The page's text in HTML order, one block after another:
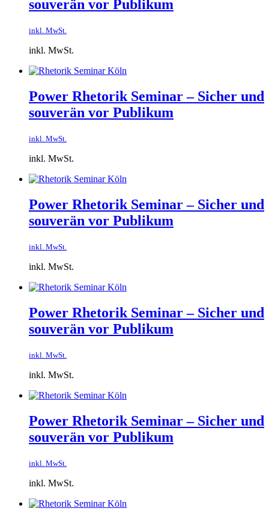
souverän vor Publikum
inkl. MwSt.
inkl. MwSt.
Power Rhetorik Seminar – Sicher und
souverän vor Publikum
inkl. MwSt.
inkl. MwSt.
Power Rhetorik Seminar – Sicher und
souverän vor Publikum
inkl. MwSt.
inkl. MwSt.
Power Rhetorik Seminar – Sicher und
souverän vor Publikum
inkl. MwSt.
inkl. MwSt.
Power Rhetorik Seminar – Sicher und
souverän vor Publikum
inkl. MwSt.
inkl. MwSt.